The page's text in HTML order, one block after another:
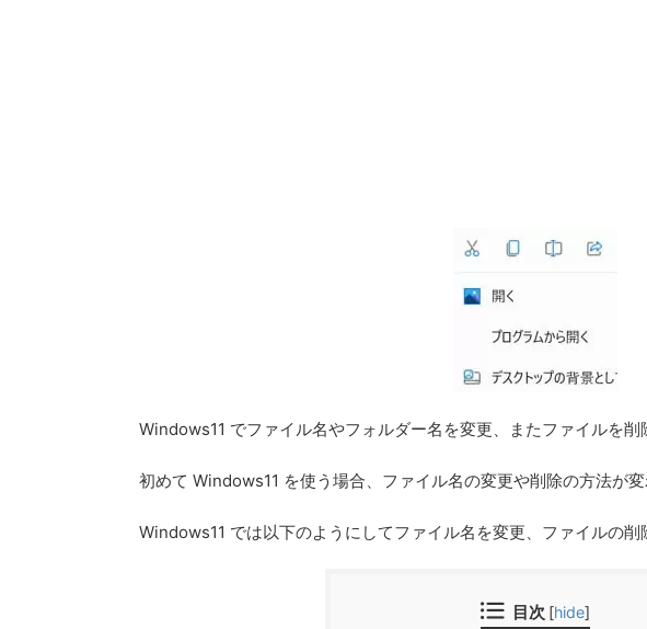
Windows11 でファイル名やフォルダー名を変更、またファイルを削
初めて Windows11 を使う場合、ファイル名の変更や削除の方法が
Windows11 では以下のようにしてファイル名を変更、ファイルの削
目次 [hide]